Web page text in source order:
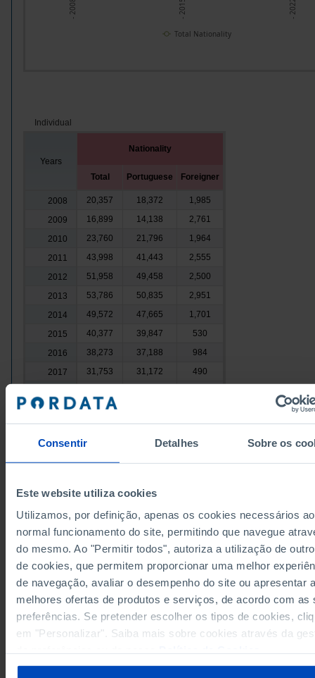
Consentir Detalhes Sobre os
Este website utiliza cookies
Utilizamos, por definição, apenas os cookies necessários ao
normal funcionamento do site, permitindo que navegue
do mesmo. Ao "Permitir todos", autoriza a utilização de
de cookies, que permitem proporcionar uma melhor
de navegação, avaliar o desempenho do site ou apresentar
melhores ofertas de produtos e serviços, de acordo com as
preferências. Se pretender escolher os tipos de cookies,
em "Personalizar". Saiba mais sobre cookies através da
- 2008 - - 2015 - - 2022 -
Total Nationality
Individual
Years
Nationality
Total Portuguese Foreigner
2008 20,357 18,372
1,985
2009
16,899 14,138
2,761
2010
23,760 21,796
1,964
2011
43,998 41,443
2,555
2012
51,958 49,458
2,500
2013
53,786 50,835
2,951
2014
49,572 47,665
1,701
2015
40,377 39,847
530
2016
38,273 37,188
984
2017
31,753 31,172
490
2019
28,219
2021
23,796
1,283
30,954 29,523
1,431
Sources/Entities: INE, PORDATA
Last updated: 2025-09-30
RELATED